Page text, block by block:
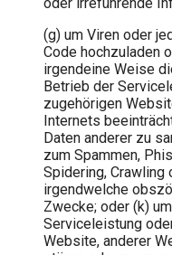
(g) um Viren oder
Code hochzuladen
irgendeine Weise
Betrieb der
zugehörigen
Internets
Daten anderer zu
zum Spammen,
Spidering, Crawling
irgendwelche
Zwecke; oder (k)
Serviceleistung
Website, anderer